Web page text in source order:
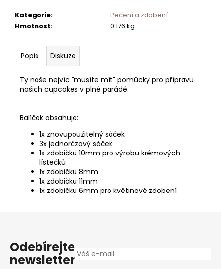
Kategorie:
Pečení a zdobení
Hmotnost: 0.176 kg
Popis Diskuze
Ty naše nejvíc "musíte mít" pomůcky pro přípravu
našich cupcakes v plné parádě.
Balíček obsahuje:
1x znovupoužitelný sáček
3x jednorázový sáček
1x zdobičku 10mm pro výrobu krémových
lístečků
1x zdobičku 8mm
1x zdobičku 11mm
1x zdobičku 6mm pro květinové zdobení
Z
Odebírejte
newsletter